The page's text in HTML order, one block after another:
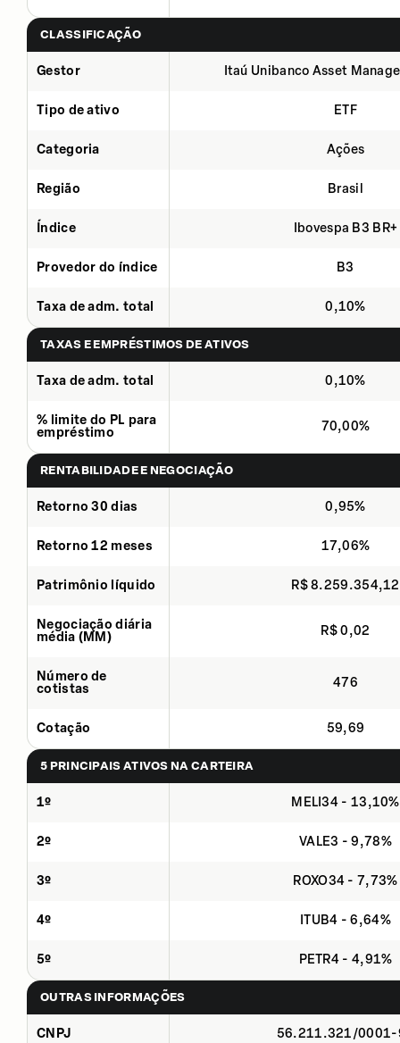
CLASSIFICAÇÃO
Gestor Itaú Unibanco Asset
Tipo de ativo ETF
Categoria Ações
Região Brasil
Índice Ibovespa B3 BR+
Provedor do índice B3
Taxa de adm. total 0,10%
TAXAS E EMPRÉSTIMOS DE ATIVOS
Taxa de adm. total 0,10%
% limite do PL para
empréstimo
70,00%
RENTABILIDADE E NEGOCIAÇÃO
Retorno 30 dias 0,95%
Retorno 12 meses 17,06%
Patrimônio líquido R$ 8.259.354,12
Negociação diária
média (MM)
R$ 0,02
Número de
cotistas
476
Cotação 59,69
5 PRINCIPAIS ATIVOS NA CARTEIRA
1º MELI34 - 13,10%
2º VALE3 - 9,78%
3º ROXO34 - 7,73%
4º ITUB4 - 6,64%
5º PETR4 - 4,91%
OUTRAS INFORMAÇÕES
CNPJ 56.211.321/